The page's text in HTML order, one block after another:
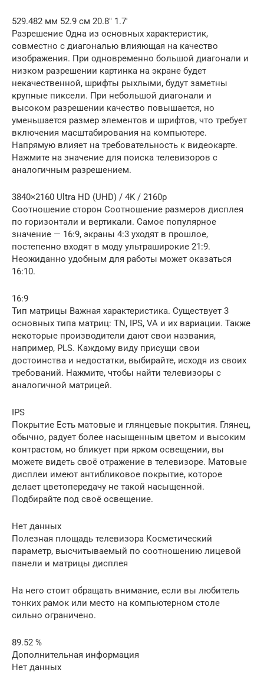
529.482 мм 52.9 см 20.8″ 1.7′
Разрешение Одна из основных характеристик,
совместно с диагональю влияющая на качество
изображения. При одновременно большой диагонали и
низком разрешении картинка на экране будет
некачественной, шрифты рыхлыми, будут заметны
крупные пиксели. При небольшой диагонали и
высоком разрешении качество повышается, но
уменьшается размер элементов и шрифтов, что требует
включения масштабирования на компьютере.
Напрямую влияет на требовательность к видеокарте.
Нажмите на значение для поиска телевизоров с
аналогичным разрешением.
3840×2160 Ultra HD (UHD) / 4K / 2160p
Соотношение сторон Соотношение размеров дисплея
по горизонтали и вертикали. Самое популярное
значение — 16:9, экраны 4:3 уходят в прошлое,
постепенно входят в моду ультраширокие 21:9.
Неожиданно удобным для работы может оказаться
16:10.
16:9
Тип матрицы Важная характеристика. Существует 3
основных типа матриц: TN, IPS, VA и их вариации. Также
некоторые производители дают свои названия,
например, PLS. Каждому виду присущи свои
достоинства и недостатки, выбирайте, исходя из своих
требований. Нажмите, чтобы найти телевизоры с
аналогичной матрицей.
IPS
Покрытие Есть матовые и глянцевые покрытия. Глянец,
обычно, радует более насыщенным цветом и высоким
контрастом, но бликует при ярком освещении, вы
можете видеть своё отражение в телевизоре. Матовые
дисплеи имеют антибликовое покрытие, которое
делает цветопередачу не такой насыщенной.
Подбирайте под своё освещение.
Нет данных
Полезная площадь телевизора Косметический
параметр, высчитываемый по соотношению лицевой
панели и матрицы дисплея
На него стоит обращать внимание, если вы любитель
тонких рамок или место на компьютерном столе
сильно ограничено.
89.52 %
Дополнительная информация
Нет данных